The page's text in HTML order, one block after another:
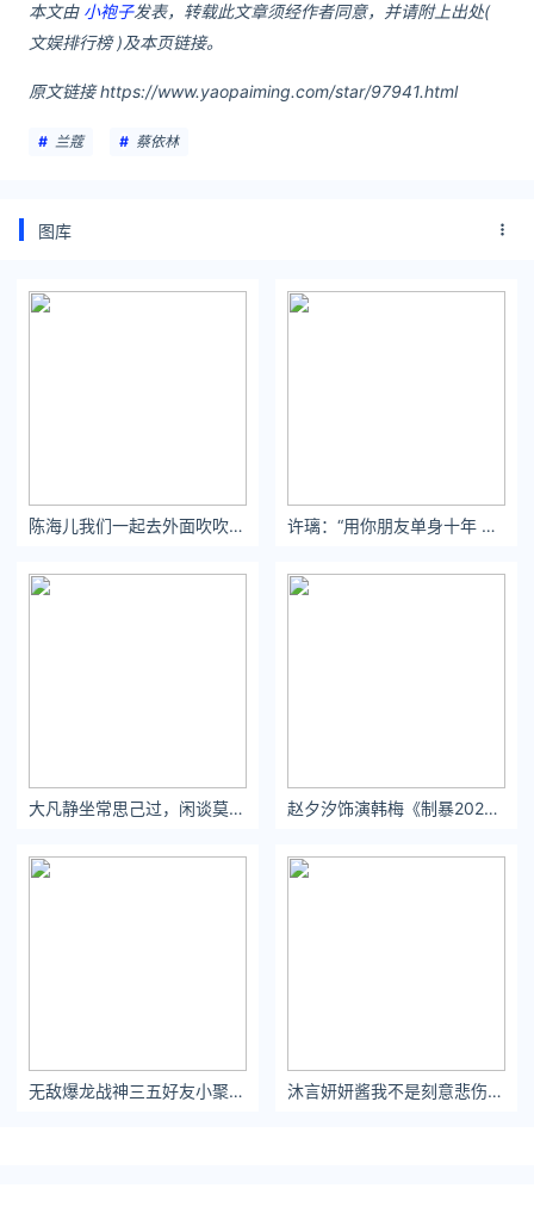
本文由 小袍子发表，转载此文章须经作者同意，并请附上出处(
文娱排行榜 )及本页链接。
原文链接 https://www.yaopaiming.com/star/97941.html
兰蔻 蔡依林
图库
陈海儿我们一起去外面吹吹风吧，我带身份证。 许璃：“用你朋友单身十年 换这样一个女朋友 你愿意吗？”
大凡静坐常思己过，闲谈莫论人非 ​​​ 赵夕汐饰演韩梅《制暴2024》
无敌爆龙战神三五好友小聚，或品茶闲聊，或推杯换盏，甚是快活。 沐言妍妍酱我不是刻意悲伤，人却又如何在消逝的美好面前忍住眼泪